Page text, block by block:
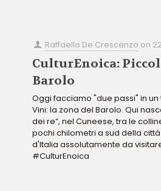
Raffaello De Crescenzo on
CulturEnoica:
Barolo
Oggi facciamo "due passi" in
Vini: la zona del Barolo. Qui
dei re”, nel Cuneese, tra le
pochi chilometri a sud della
d'Italia assolutamente da
#CulturEnoica